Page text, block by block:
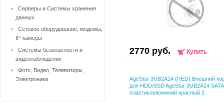
2770 руб. Купить
AgeStar 3UB2A14 (RED) Внешний
для HDD/SSD AgeStar 3UB2A14
пластик/алюминий красный 2.
Серверы и Системы хранения
данных
Сетевое оборудование, модемы,
IP-камеры
Системы безопасности и
видеонаблюдения
Фото, Видео, Телевизоры,
Электроника